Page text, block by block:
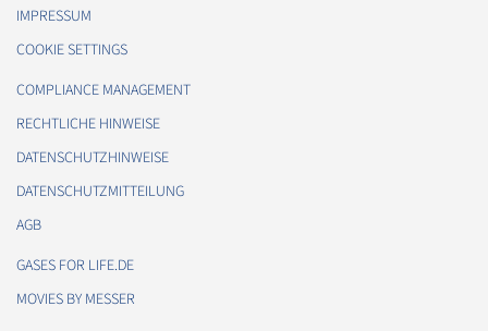
IMPRESSUM
COOKIE SETTINGS
COMPLIANCE MANAGEMENT
RECHTLICHE HINWEISE
DATENSCHUTZHINWEISE
DATENSCHUTZMITTEILUNG
AGB
GASES FOR LIFE.DE
MOVIES BY MESSER